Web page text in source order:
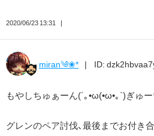
2020/06/23 13:31
miran༄❀* ID:
もやしちゅぁーん(´｡•ω(•ω•｡`)ぎゅ
グレンのペア討伐、最後までお付き